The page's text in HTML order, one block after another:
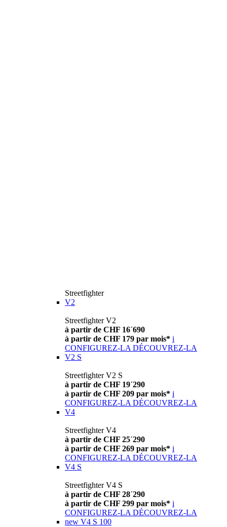
Streetfighter
V2
Streetfighter V2
à partir de CHF 16´690
à partir de CHF 179 par mois* i
CONFIGUREZ-LA DÉCOUVREZ-LA
V2 S
Streetfighter V2 S
à partir de CHF 19´290
à partir de CHF 209 par mois* i
CONFIGUREZ-LA DÉCOUVREZ-LA
V4
Streetfighter V4
à partir de CHF 25´290
à partir de CHF 269 par mois* i
CONFIGUREZ-LA DÉCOUVREZ-LA
V4 S
Streetfighter V4 S
à partir de CHF 28´290
à partir de CHF 299 par mois* i
CONFIGUREZ-LA DÉCOUVREZ-LA
new V4 S 100